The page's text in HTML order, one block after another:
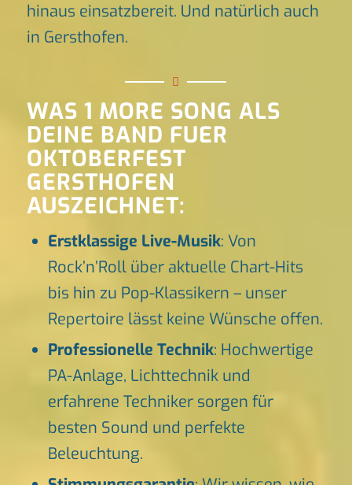
hinaus einsatzbereit. Und natürlich auch
in Gersthofen.
WAS 1 MORE SONG ALS
DEINE BAND FUER
OKTOBERFEST
GERSTHOFEN
AUSZEICHNET:
Erstklassige Live-Musik: Von
Rock’n’Roll über aktuelle Chart-Hits
bis hin zu Pop-Klassikern – unser
Repertoire lässt keine Wünsche offen.
Professionelle Technik: Hochwertige
PA-Anlage, Lichttechnik und
erfahrene Techniker sorgen für
besten Sound und perfekte
Beleuchtung.